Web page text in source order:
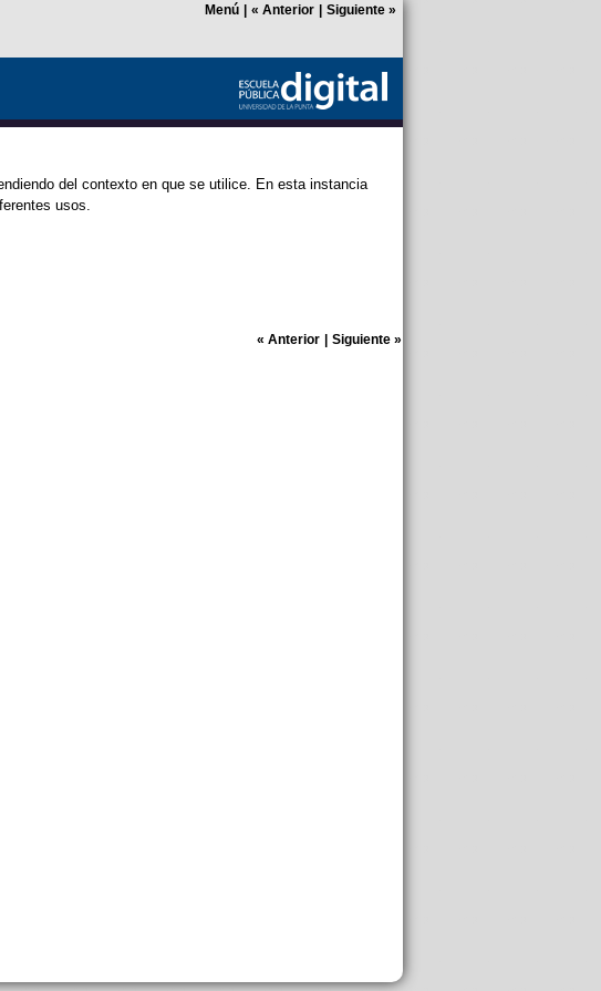
Menú « Anterior Siguiente»
del contexto en que se utilice. En esta instancia
usos.
« Anterior Siguiente»